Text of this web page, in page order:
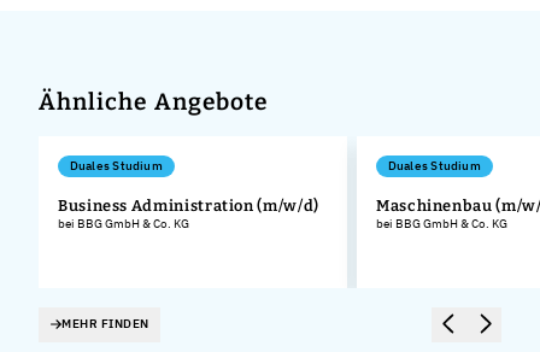
Ähnliche Angebote
Duales Studium
Business Administration (m/w/d)
bei BBG GmbH & Co. KG
Duales Studium
Maschinenbau (m/
bei BBG GmbH & Co. KG
MEHR FINDEN